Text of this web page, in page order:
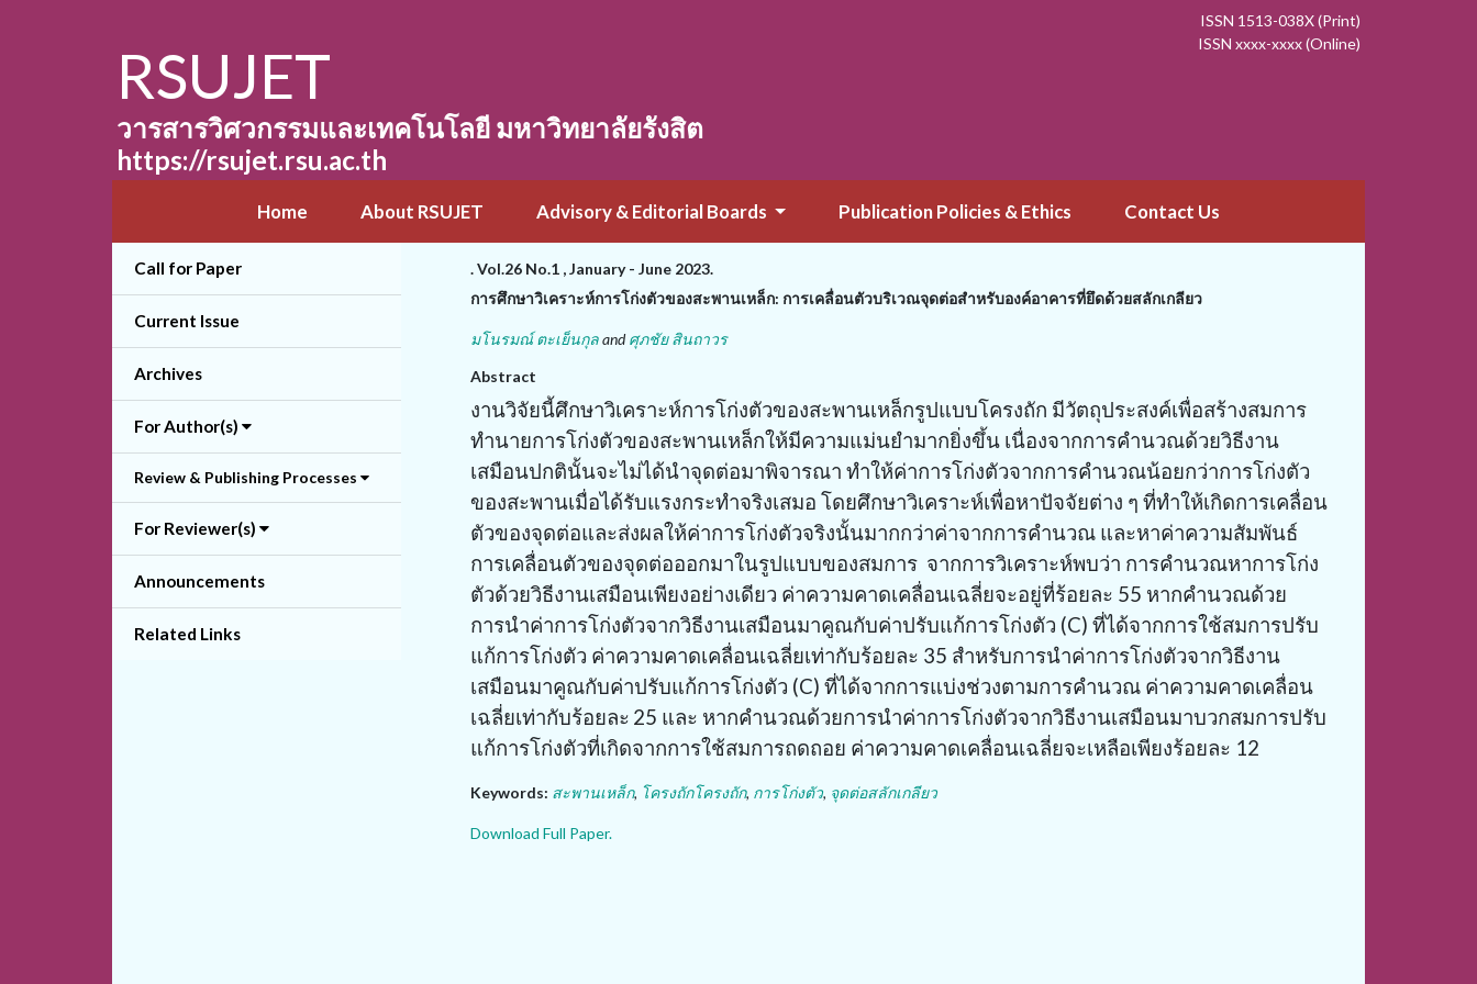
ISSN 1513-038X (Print)
ISSN xxxx-xxxx (Online)
RSUJET
วารสารวิศวกรรมและเทคโนโลยี มหาวิทยาลัยรังสิต
https://rsujet.rsu.ac.th
Home About RSUJET Advisory & Editorial Boards Publication Policies & Ethics Contact Us
Call for Paper
Current Issue
Archives
For Author(s)
Review & Publishing Processes
For Reviewer(s)
Announcements
Related Links
. Vol.26 No.1 , January - June 2023.
การศึกษาวิเคราะห์การโก่งตัวของสะพานเหล็ก: การเคลื่อนตัวบริเวณจุดต่อสำหรับองค์อาคารที่ยึดด้วยสลักเกลียว
มโนรมณ์ ตะเย็นกุลandศุภชัย สินถาวร
Abstract
งานวิจัยนี้ศึกษาวิเคราะห์การโก่งตัวของสะพานเหล็กรูปแบบโครงถัก มีวัตถุประสงค์เพื่อสร้างสมการ
ทำนายการโก่งตัวของสะพานเหล็กให้มีความแม่นยำมากยิ่งขึ้น เนื่องจากการคำนวณด้วยวิธีงาน
เสมือนปกตินั้นจะไม่ได้นำจุดต่อมาพิจารณา ทำให้ค่าการโก่งตัวจากการคำนวณน้อยกว่าการโก่งตัว
ของสะพานเมื่อได้รับแรงกระทำจริงเสมอ โดยศึกษาวิเคราะห์เพื่อหาปัจจัยต่าง ๆ ที่ทำให้เกิดการเคลื่อน
ตัวของจุดต่อและส่งผลให้ค่าการโก่งตัวจริงนั้นมากกว่าค่าจากการคำนวณ และหาค่าความสัมพันธ์
การเคลื่อนตัวของจุดต่อออกมาในรูปแบบของสมการ จากการวิเคราะห์พบว่า การคำนวณหาการโก่ง
ตัวด้วยวิธีงานเสมือนเพียงอย่างเดียว ค่าความคาดเคลื่อนเฉลี่ยจะอยู่ที่ร้อยละ 55 หากคำนวณด้วย
การนำค่าการโก่งตัวจากวิธีงานเสมือนมาคูณกับค่าปรับแก้การโก่งตัว (C) ที่ได้จากการใช้สมการปรับ
แก้การโก่งตัว ค่าความคาดเคลื่อนเฉลี่ยเท่ากับร้อยละ 35 สำหรับการนำค่าการโก่งตัวจากวิธีงาน
เสมือนมาคูณกับค่าปรับแก้การโก่งตัว (C) ที่ได้จากการแบ่งช่วงตามการคำนวณ ค่าความคาดเคลื่อน
เฉลี่ยเท่ากับร้อยละ 25 และ หากคำนวณด้วยการนำค่าการโก่งตัวจากวิธีงานเสมือนมาบวกสมการปรับ
แก้การโก่งตัวที่เกิดจากการใช้สมการถดถอย ค่าความคาดเคลื่อนเฉลี่ยจะเหลือเพียงร้อยละ 12
Keywords: สะพานเหล็ก, โครงถักโครงถัก, การโก่งตัว, จุดต่อสลักเกลียว
Download Full Paper.